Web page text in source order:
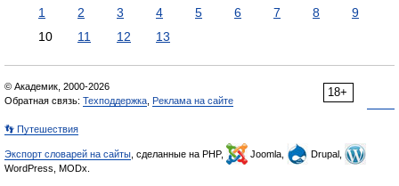
1 2 3 4 5 6 7 8
9
10
11 12 13
18+
© Академик, 2000-2026
Обратная связь: Техподдержка Реклама на сайте
👣 Путешествия
Экспорт словарей на сайты , сделанные на PHP, Joomla,
Drupal,
WordPress, MODx.